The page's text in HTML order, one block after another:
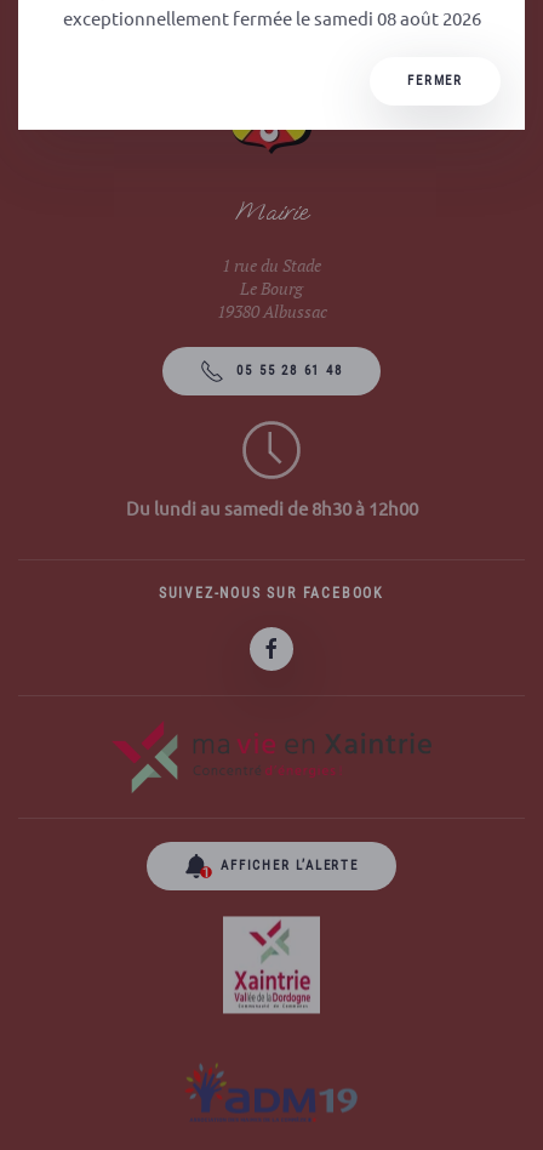
Mairie
1 rue du Stade
Le Bourg
19380 Albussac
05 55 28 61 48
Du lundi au samedi de 8h30 à 12h00
SUIVEZ-NOUS SUR FACEBOOK
AFFICHER L’ALERTE
exceptionnellement fermée le samedi 08 août 2026
FERMER